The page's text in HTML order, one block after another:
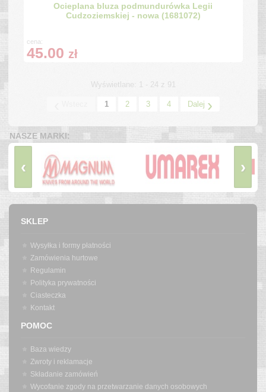
Ocieplana bluza podmundurówka Legii
Cudzoziemskiej - nowa (1681072)
cena:
45.00 zł
Wyświetlane: 1 - 24 z 91
1 2 3 4 Dalej ›
NASZE MARKI:
‹ ›
SKLEP
Wysyłka i formy płatności
Zamówienia hurtowe
Regulamin
Polityka prywatności
Ciasteczka
Kontakt
POMOC
Baza wiedzy
Zwroty i reklamacje
Składanie zamówień
Wycofanie zgody na przetwarzanie danych osobowych